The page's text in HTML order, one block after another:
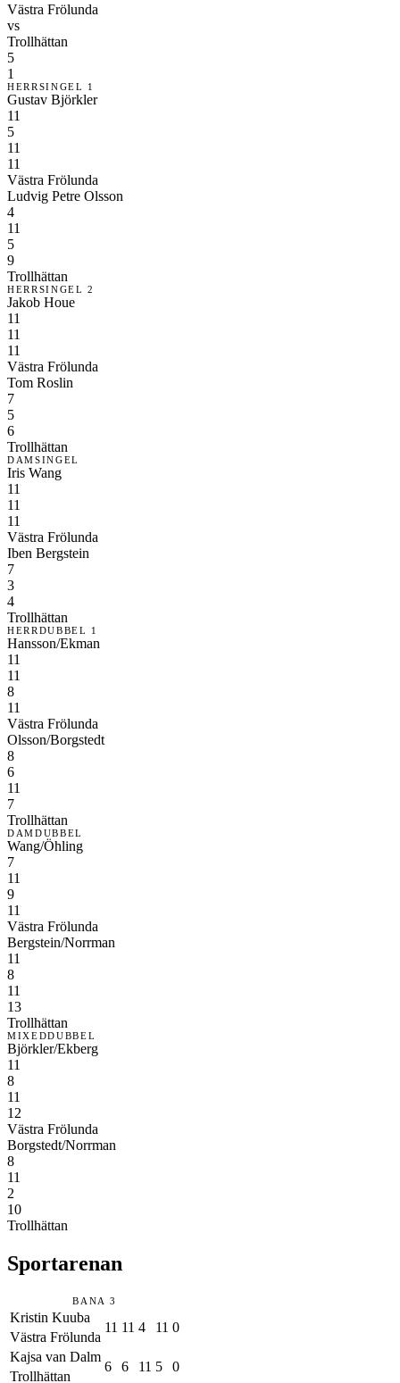
Västra Frölunda
vs
Trollhättan
5
1
HERRSINGEL 1
Gustav Björkler
11
5
11
11
Västra Frölunda
Ludvig Petre Olsson
4
11
5
9
Trollhättan
HERRSINGEL 2
Jakob Houe
11
11
11
Västra Frölunda
Tom Roslin
7
5
6
Trollhättan
DAMSINGEL
Iris Wang
11
11
11
Västra Frölunda
Iben Bergstein
7
3
4
Trollhättan
HERRDUBBEL 1
Hansson/Ekman
11
11
8
11
Västra Frölunda
Olsson/Borgstedt
8
6
11
7
Trollhättan
DAMDUBBEL
Wang/Öhling
7
11
9
11
Västra Frölunda
Bergstein/Norrman
11
8
11
13
Trollhättan
MIXEDDUBBEL
Björkler/Ekberg
11
8
11
12
Västra Frölunda
Borgstedt/Norrman
8
11
2
10
Trollhättan
Sportarenan
BANA 3
Kristin Kuuba
11 11 4 11 0
Västra Frölunda
Kajsa van Dalm
6 6 11 5 0
Trollhättan